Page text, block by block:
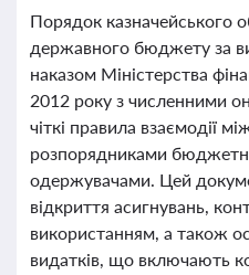
Порядок казначейського
державного бюджету за
наказом Міністерства
2012 року з численними
чіткі правила взаємодії
розпорядниками
одержувачами. Цей
відкриття асигнувань,
використанням, а також
видатків, що включають